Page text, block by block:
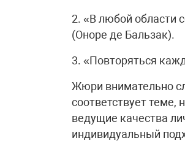
2. «В любой области
(Оноре де Бальзак).
3. «Повторяться
Жюри внимательно
соответствует теме,
ведущие качества
индивидуальный